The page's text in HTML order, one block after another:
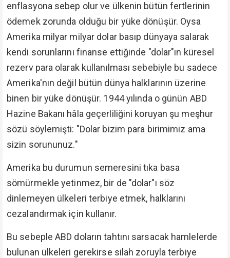
enflasyona sebep olur ve ülkenin bütün fertlerinin
ödemek zorunda olduğu bir yüke dönüşür. Oysa
Amerika milyar milyar dolar basıp dünyaya salarak
kendi sorunlarını finanse ettiğinde "dolar"ın küresel
rezerv para olarak kullanılması sebebiyle bu sadece
Amerika'nın değil bütün dünya halklarının üzerine
binen bir yüke dönüşür. 1944 yılında o günün ABD
Hazine Bakanı hâla geçerliliğini koruyan şu meşhur
sözü söylemişti: "Dolar bizim para birimimiz ama
sizin sorununuz."
Amerika bu durumun semeresini tıka basa
sömürmekle yetinmez, bir de "dolar"ı söz
dinlemeyen ülkeleri terbiye etmek, halklarını
cezalandırmak için kullanır.
Bu sebeple ABD doların tahtını sarsacak hamlelerde
bulunan ülkeleri gerekirse silah zoruyla terbiye